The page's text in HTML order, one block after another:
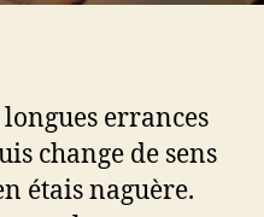
errances
change de sens
étais naguère.